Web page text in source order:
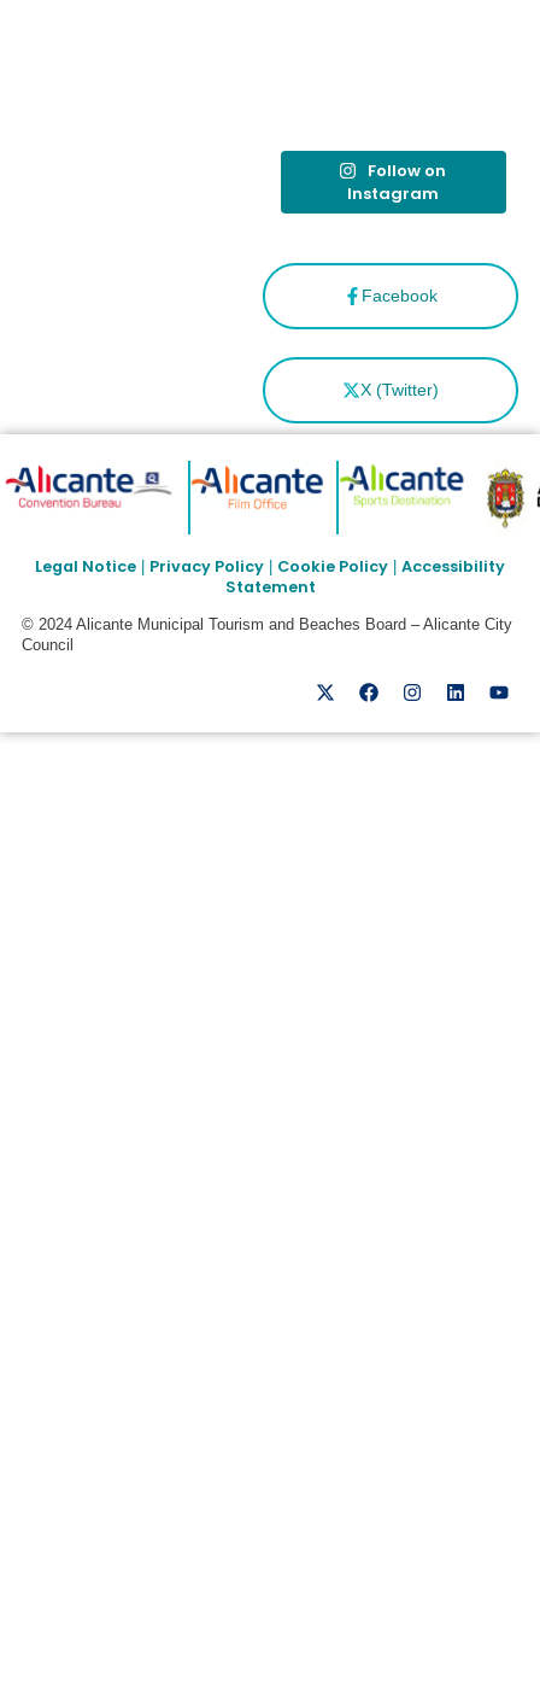
Facebook
X (Twitter)
Follow on
Instagram
Legal Notice Privacy Policy Cookie Policy
Accessibility
Statement
© 2024 Alicante Municipal Tourism and Beaches Board – Alicante City
Council